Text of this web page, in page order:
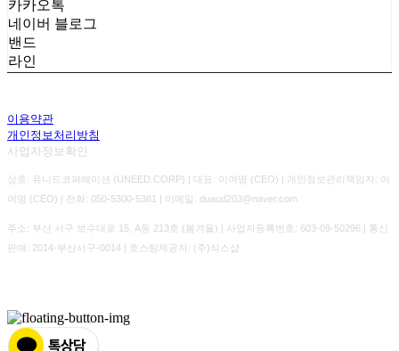
카카오톡
네이버 블로그
밴드
라인
이용약관
개인정보처리방침
사업자정보확인
상호: 유니드코퍼레이션 (UNEED.CORP) | 대표: 이여명 (CEO) | 개인정보관리책임자: 이
여명 (CEO) | 전화: 050-5300-5381 | 이메일: duaud203@naver.com
주소: 부산 서구 보수대로 15, A동 213호 (봄겨울) | 사업자등록번호: 603-09-50296 | 통신
판매: 2014-부산서구-0014 | 호스팅제공자: (주)식스샵